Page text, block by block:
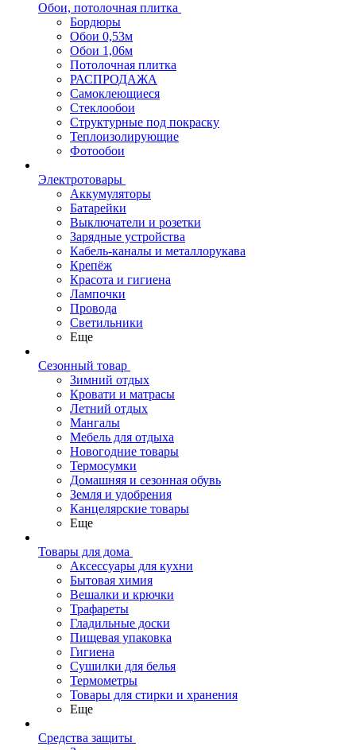
Обои, потолочная плитка
Бордюры
Обои 0,53м
Обои 1,06м
Потолочная плитка
РАСПРОДАЖА
Самоклеющиеся
Стеклообои
Структурные под покраску
Теплоизолирующие
Фотообои
Электротовары
Аккумуляторы
Батарейки
Выключатели и розетки
Зарядные устройства
Кабель-каналы и металлорукава
Крепёж
Красота и гигиена
Лампочки
Провода
Светильники
Еще
Сезонный товар
Зимний отдых
Кровати и матрасы
Летний отдых
Мангалы
Мебель для отдыха
Новогодние товары
Термосумки
Домашняя и сезонная обувь
Земля и удобрения
Канцелярские товары
Еще
Товары для дома
Аксессуары для кухни
Бытовая химия
Вешалки и крючки
Трафареты
Гладильные доски
Пищевая упаковка
Гигиена
Сушилки для белья
Термометры
Товары для стирки и хранения
Еще
Средства защиты